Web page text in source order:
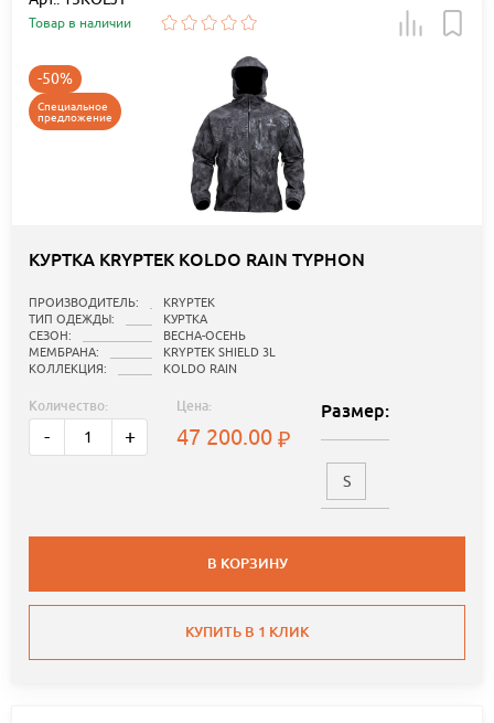
Товар в наличии
-50%
Специальное
предложение
КУРТКА KRYPTEK KOLDO RAIN TYPHON
ПРОИЗВОДИТЕЛЬ:
KRYPTEK
ТИП ОДЕЖДЫ:
КУРТКА
СЕЗОН:
ВЕСНА-ОСЕНЬ
МЕМБРАНА:
KRYPTEK SHIELD 3L
КОЛЛЕКЦИЯ:
KOLDO RAIN
Количество:
- +
Цена:
47 200.00
Размер:
S
В КОРЗИНУ
КУПИТЬ В 1 КЛИК